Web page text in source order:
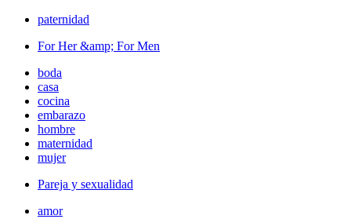
paternidad
For Her &amp; For Men
boda
casa
cocina
embarazo
hombre
maternidad
mujer
Pareja y sexualidad
amor